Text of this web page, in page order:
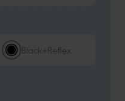
Black+Reflex